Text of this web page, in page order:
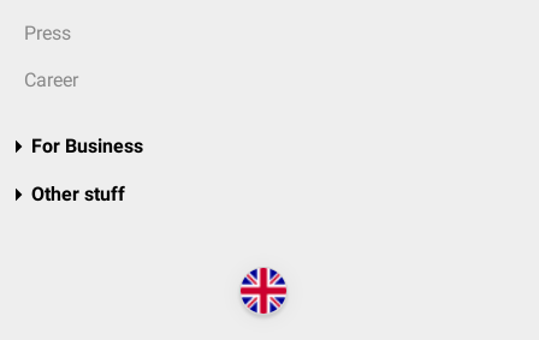
Press
Career
For Business
Other stuff